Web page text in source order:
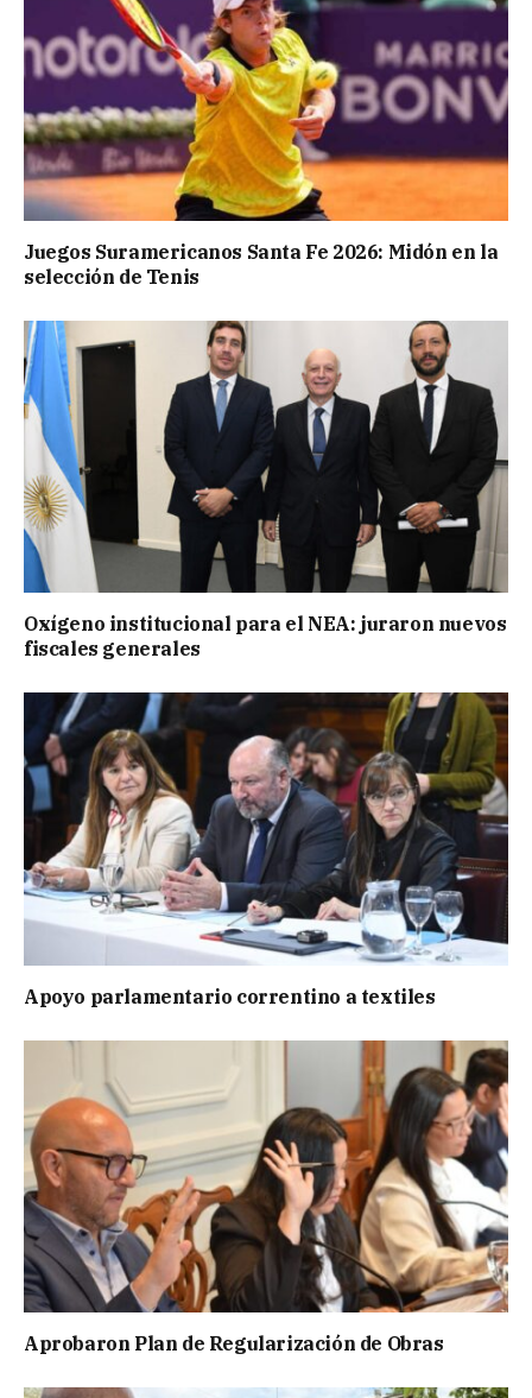
Juegos Suramericanos Santa Fe 2026: Midón en la
selección de Tenis
Oxígeno institucional para el NEA: juraron nuevos
fiscales generales
Apoyo parlamentario correntino a textiles
Aprobaron Plan de Regularización de Obras